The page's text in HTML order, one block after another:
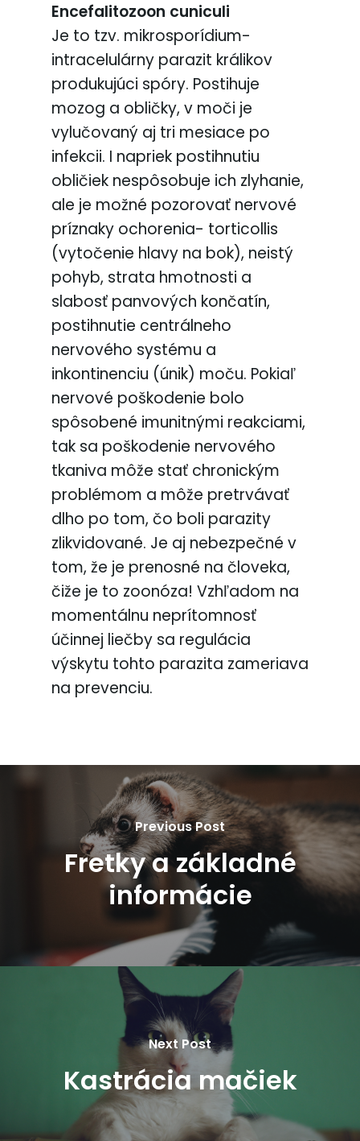
Encefalitozoon cuniculi
Je to tzv. mikrosporídium-
intracelulárny parazit králikov
produkujúci spóry. Postihuje
mozog a obličky, v moči je
vylučovaný aj tri mesiace po
infekcii. I napriek postihnutiu
obličiek nespôsobuje ich zlyhanie,
ale je možné pozorovať nervové
príznaky ochorenia- torticollis
(vytočenie hlavy na bok), neistý
pohyb, strata hmotnosti a
slabosť panvových končatín,
postihnutie centrálneho
nervového systému a
inkontinenciu (únik) moču. Pokiaľ
nervové poškodenie bolo
spôsobené imunitnými reakciami,
tak sa poškodenie nervového
tkaniva môže stať chronickým
problémom a môže pretrvávať
dlho po tom, čo boli parazity
zlikvidované. Je aj nebezpečné v
tom, že je prenosné na človeka,
čiže je to zoonóza! Vzhľadom na
momentálnu neprítomnosť
účinnej liečby sa regulácia
výskytu tohto parazita zameriava
na prevenciu.
Previous Post
Fretky a základné
informácie
Next Post
Kastrácia mačiek